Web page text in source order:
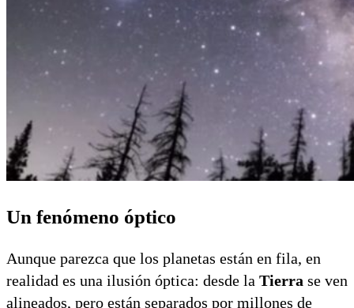
Un fenómeno óptico
Aunque parezca que los planetas están en fila, en
realidad es una ilusión óptica: desde la Tierra se ven
alineados, pero están separados por millones de